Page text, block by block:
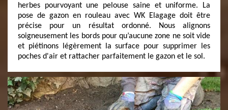
herbes pourvoyant une pelouse saine et uniforme. La
pose de gazon en rouleau avec WK Elagage doit être
précise pour un résultat ordonné. Nous alignons
soigneusement les bords pour qu’aucune zone ne soit vide
et piétinons légèrement la surface pour supprimer les
poches d'air et rattacher parfaitement le gazon et le sol.